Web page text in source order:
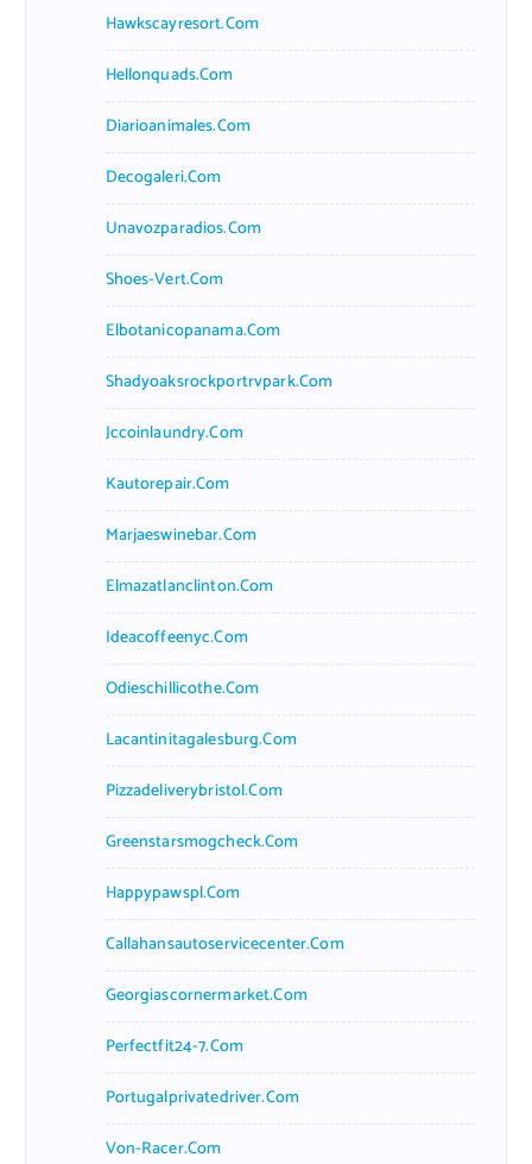
Hawkscayresort.com
Hellonquads.com
Diarioanimales.com
Decogaleri.com
Unavozparadios.com
Shoes-Vert.com
Elbotanicopanama.com
Shadyoaksrockportrvpark.com
Jccoinlaundry.com
Kautorepair.com
Marjaeswinebar.com
Elmazatlanclinton.com
Ideacoffeenyc.com
Odieschillicothe.com
Lacantinitagalesburg.com
Pizzadeliverybristol.com
Greenstarsmogcheck.com
Happypawspl.com
Callahansautoservicecenter.com
Georgiascornermarket.com
Perfectfit24-7.com
Portugalprivatedriver.com
Von-Racer.com